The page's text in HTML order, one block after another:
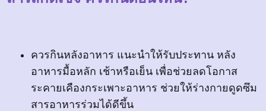
ควรกินหลังอาหาร แนะนำให้รับประทาน หลัง
อาหารมื้อหลัก เช้าหรือเย็น เพื่อช่วยลดโอกาส
ระคายเคืองกระเพาะอาหาร ช่วยให้ร่างกายดูดซึม
สารอาหารร่วมได้ดีขึ้น